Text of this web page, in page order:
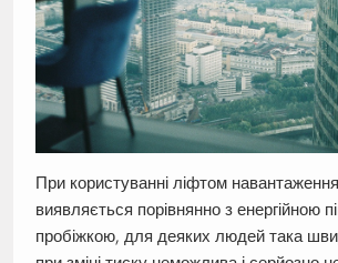
При користуванні ліфтом
виявляється порівнянно з енергійною
пробіжкою, для деяких людей така